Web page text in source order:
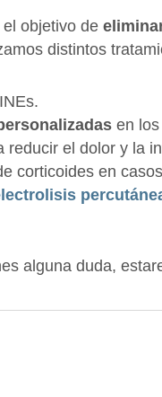
objetivo de
distintos
en
reducir el dolor y la
corticoides en
alguna duda,